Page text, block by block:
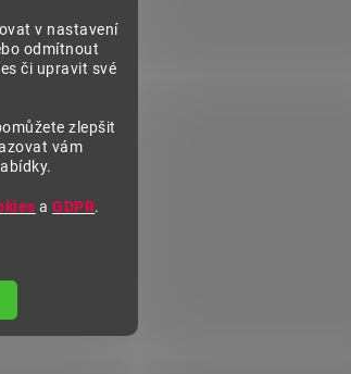
v nastavení
odmítnout
či upravit své
zlepšit
vám
aGDPR.